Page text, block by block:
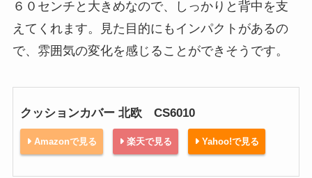
６０センチと大きめなので、しっかりと背中を支
えてくれます。見た目的にもインパクトがあるの
で、雰囲気の変化を感じることができそうです。
クッションカバー 北欧 CS6010
Amazonで見る 楽天で見る Yahoo!で見る